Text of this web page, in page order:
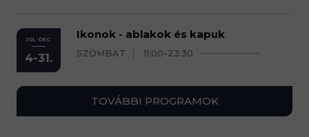
JÚL.-DEC.
4-31.
Ikonok - ablakok és kapuk
SZOMBAT 11:00-23:30
TOVÁBBI PROGRAMOK